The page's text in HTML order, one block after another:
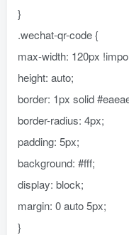
}
.wechat-qr-code {
max-width: 120px
height: auto;
border: 1px solid
border-radius: 4px;
padding: 5px;
background: #fff;
display: block;
margin: 0 auto 5px;
}